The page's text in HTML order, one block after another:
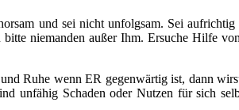
und sei nicht unfolgsam. Sei aufrichtig
niemanden außer Ihm. Ersuche Hilfe
Ruhe wenn ER gegenwärtig ist, dann
unfähig Schaden oder Nutzen für sich